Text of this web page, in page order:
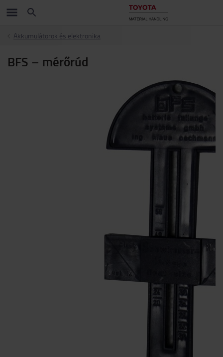
Akkumulátorok és elektronika
BFS – mérőrúd